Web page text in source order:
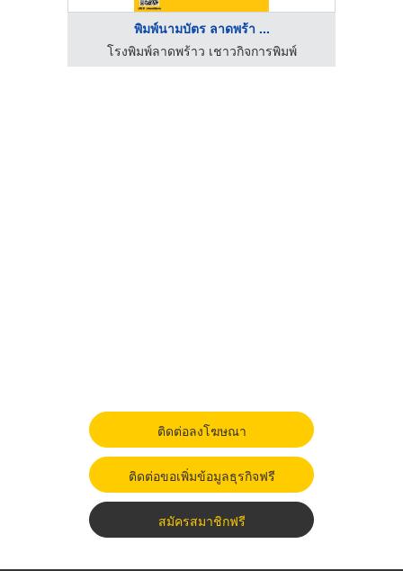
พิมพ์นามบัตร ลาดพร้า ...
โรงพิมพ์ลาดพร้าว เชาวกิจการพิมพ์
ติดต่อลงโฆษณา
ติดต่อขอเพิ่มข้อมูลธุรกิจฟรี
สมัครสมาชิกฟรี